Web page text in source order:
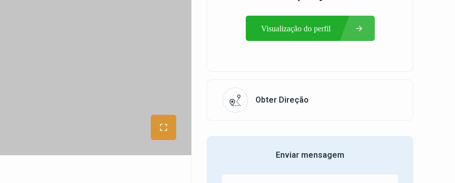
Visualização do perfil
Obter Direção
Enviar mensagem